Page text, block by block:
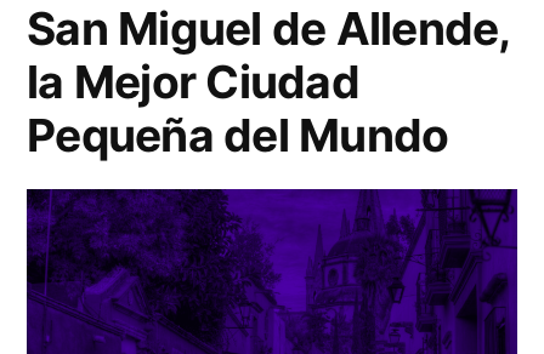
San Miguel de Allende,
la Mejor Ciudad
Pequeña del Mundo